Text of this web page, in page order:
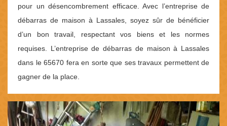
pour un désencombrement efficace. Avec l’entreprise de
débarras de maison à Lassales, soyez sûr de bénéficier
d’un bon travail, respectant vos biens et les normes
requises. L’entreprise de débarras de maison à Lassales
dans le 65670 fera en sorte que ses travaux permettent de
gagner de la place.